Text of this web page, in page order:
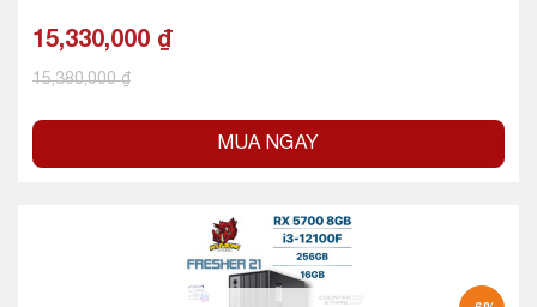
15,330,000 ₫
15,380,000₫
MUA NGAY